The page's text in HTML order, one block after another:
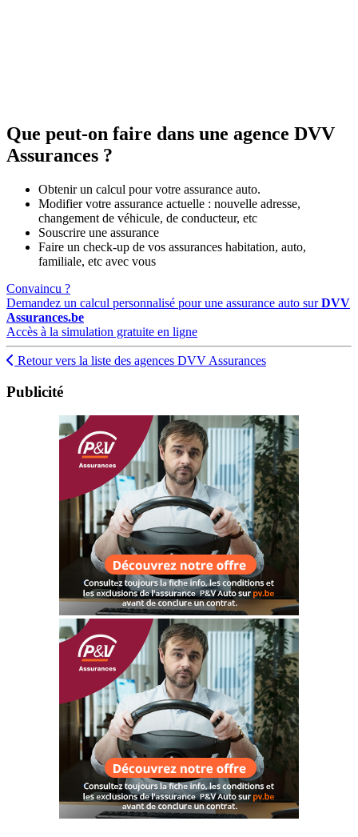
Que peut-on faire dans une agence DVV
Assurances ?
Obtenir un calcul pour votre assurance auto.
Modifier votre assurance actuelle : nouvelle adresse,
changement de véhicule, de conducteur, etc
Souscrire une assurance
Faire un check-up de vos assurances habitation, auto,
familiale, etc avec vous
Convaincu ?
Demandez un calcul personnalisé pour une assurance auto surDVV
Assurances.be
Accès à la simulation gratuite en ligne
Retour vers la liste des agences DVV Assurances
Publicité